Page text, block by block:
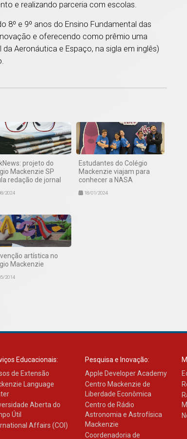
e realizando parceria com escolas.
8º e 9º anos do Ensino Fundamental das
e oferecendo como prêmio uma
Aeronáutica e Espaço, na sigla em inglês)
projeto do
Mackenzie SP
redação de jornal
2024
Estudantes do Colégio
Mackenzie viajam para
conhecer a NASA
18/01/2024
artística no
Mackenzie
2014
Educacionais:
de Extensão
Language
Aberta do
Útil
Affairs (COI)
Pesquisa e Inovação:
Apple Developer Academy
Centro Mackenzie de
Liberdade Econômica
Centro de Rádio
Astronomia e Astrofísica
Mackenzie
Coordenadoria de